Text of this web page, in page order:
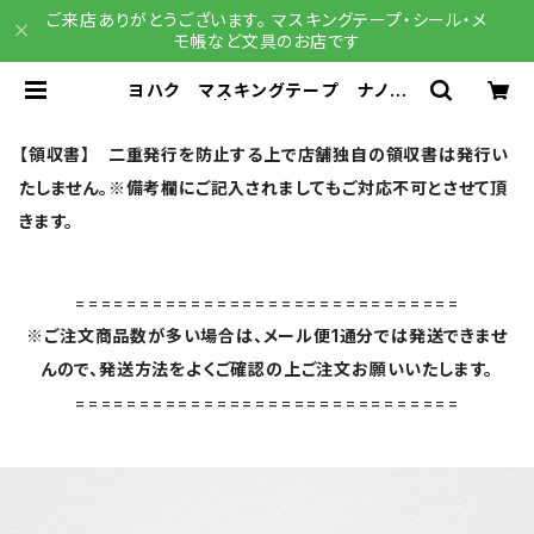
ご来店ありがとうございます。 マスキングテープ・シール・メ
モ帳など文具のお店です
ヨハク マスキングテープ ナノハ
【領収書】 二重発行を防止する上で店舗独自の領収書は発行い
たしません。※備考欄にご記入されましてもご対応不可とさせて頂
きます。
==============================
※ご注文商品数が多い場合は、メール便1通分では発送できませ
んので、発送方法をよくご確認の上ご注文お願いいたします。
==============================